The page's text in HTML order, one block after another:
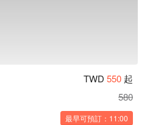
TWD 550 起
580
最早可預訂：11:00